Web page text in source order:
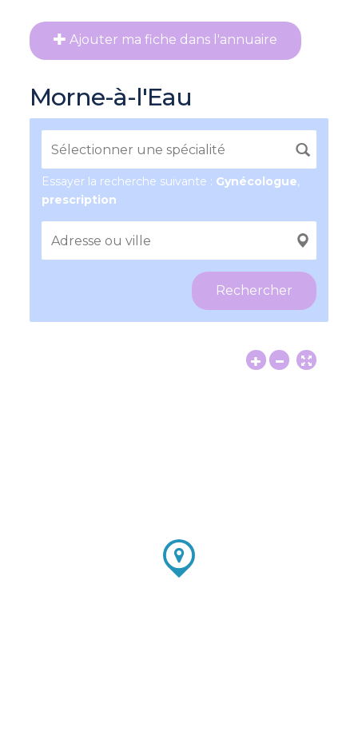
Ajouter ma fiche dans l'annuaire
Morne-à-l'Eau
Essayer la recherche suivante : Gynécologue,
prescription
Rechercher